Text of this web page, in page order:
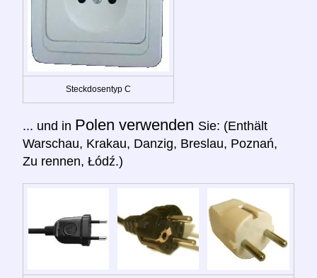
Steckdosentyp C
... und in Polen verwenden Sie: (Enthält
Warschau, Krakau, Danzig, Breslau, Poznań,
Zu rennen, Łódź.)